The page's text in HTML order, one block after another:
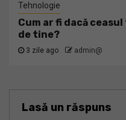
Tehnologie
Cum ar fi dacă
de tine?
3 zile ago admin@
Lasă un răspuns